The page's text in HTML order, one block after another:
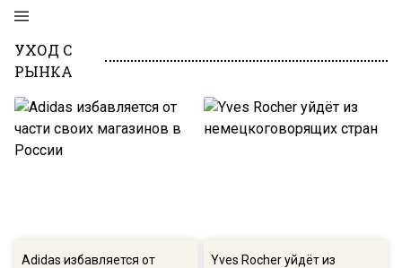
УХОД С
РЫНКА
Adidas избавляется от
Yves Rocher уйдёт из